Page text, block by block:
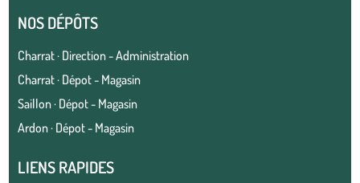
NOS DÉPÔTS
Charrat · Direction - Administration
Charrat · Dépot - Magasin
Saillon · Dépot - Magasin
Ardon · Dépot - Magasin
LIENS RAPIDES